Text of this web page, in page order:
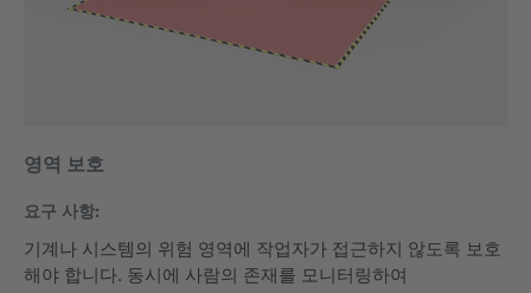
영역 보호
요구 사항:
기계나 시스템의 위험 영역에 작업자가 접근하지 않도록 보호
해야 합니다. 동시에 사람의 존재를 모니터링하여